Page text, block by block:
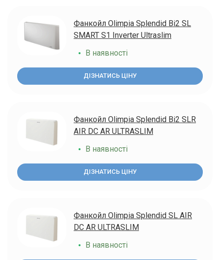
Фанкойл Olimpia Splendid Bi2 SL
SMART S1 Inverter Ultraslim
В наявності
ДІЗНАТИСЬ ЦІНУ
Фанкойл Olimpia Splendid Bi2 SLR
AIR DC AR ULTRASLIM
В наявності
ДІЗНАТИСЬ ЦІНУ
Фанкойл Olimpia Splendid SL AIR
DC AR ULTRASLIM
В наявності